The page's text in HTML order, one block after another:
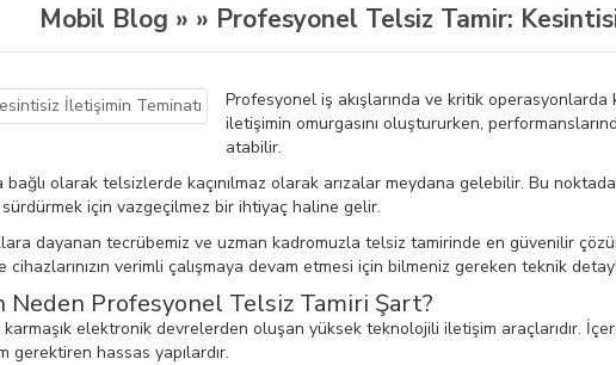
Mobil Blog » » Profesyonel Telsiz Tamir:
Profesyonel iş akışlarında ve kritik operasyonlarda
iletişimin omurgasını oluştururken,
atabilir.
olarak telsizlerde kaçınılmaz olarak arızalar meydana gelebilir. Bu noktada
için vazgeçilmez bir ihtiyaç haline gelir.
dayanan tecrübemiz ve uzman kadromuzla telsiz tamirinde en güvenilir
verimli çalışmaya devam etmesi için bilmeniz gereken teknik
Profesyonel Telsiz Tamiri Şart?
elektronik devrelerden oluşan yüksek teknolojili iletişim araçlarıdır.
hassas yapılardır.